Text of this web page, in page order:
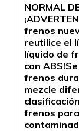
NORMAL
frenos
reutilice el
líquido de
con
frenos
mezcle
frenos